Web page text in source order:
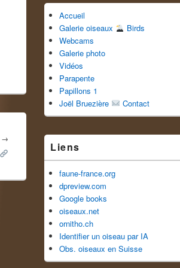
→
Accueil
Galerie oiseaux
Birds
Webcams
Galerie photo
Vidéos
Parapente
Papillons 1
Joël Bruezière
Contact
Liens
faune-france.org
dpreview.com
Google books
oiseaux.net
ornitho.ch
Identifier un oiseau par IA
Obs. oiseaux en Suisse